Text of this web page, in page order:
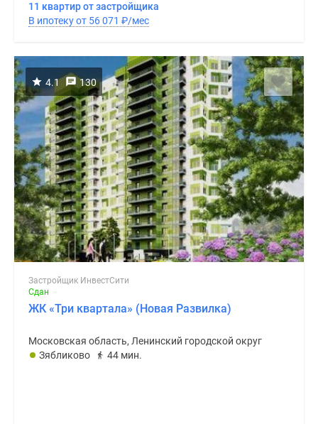
11 квартир от застройщика
В ипотеку от 56 071 ₽/мес
4.1 130
Застройщик ИнвестСити
Сдан
ЖК «Три квартала» (Новая Развилка)
Московская область, Ленинский городской округ
Зябликово
44 мин.